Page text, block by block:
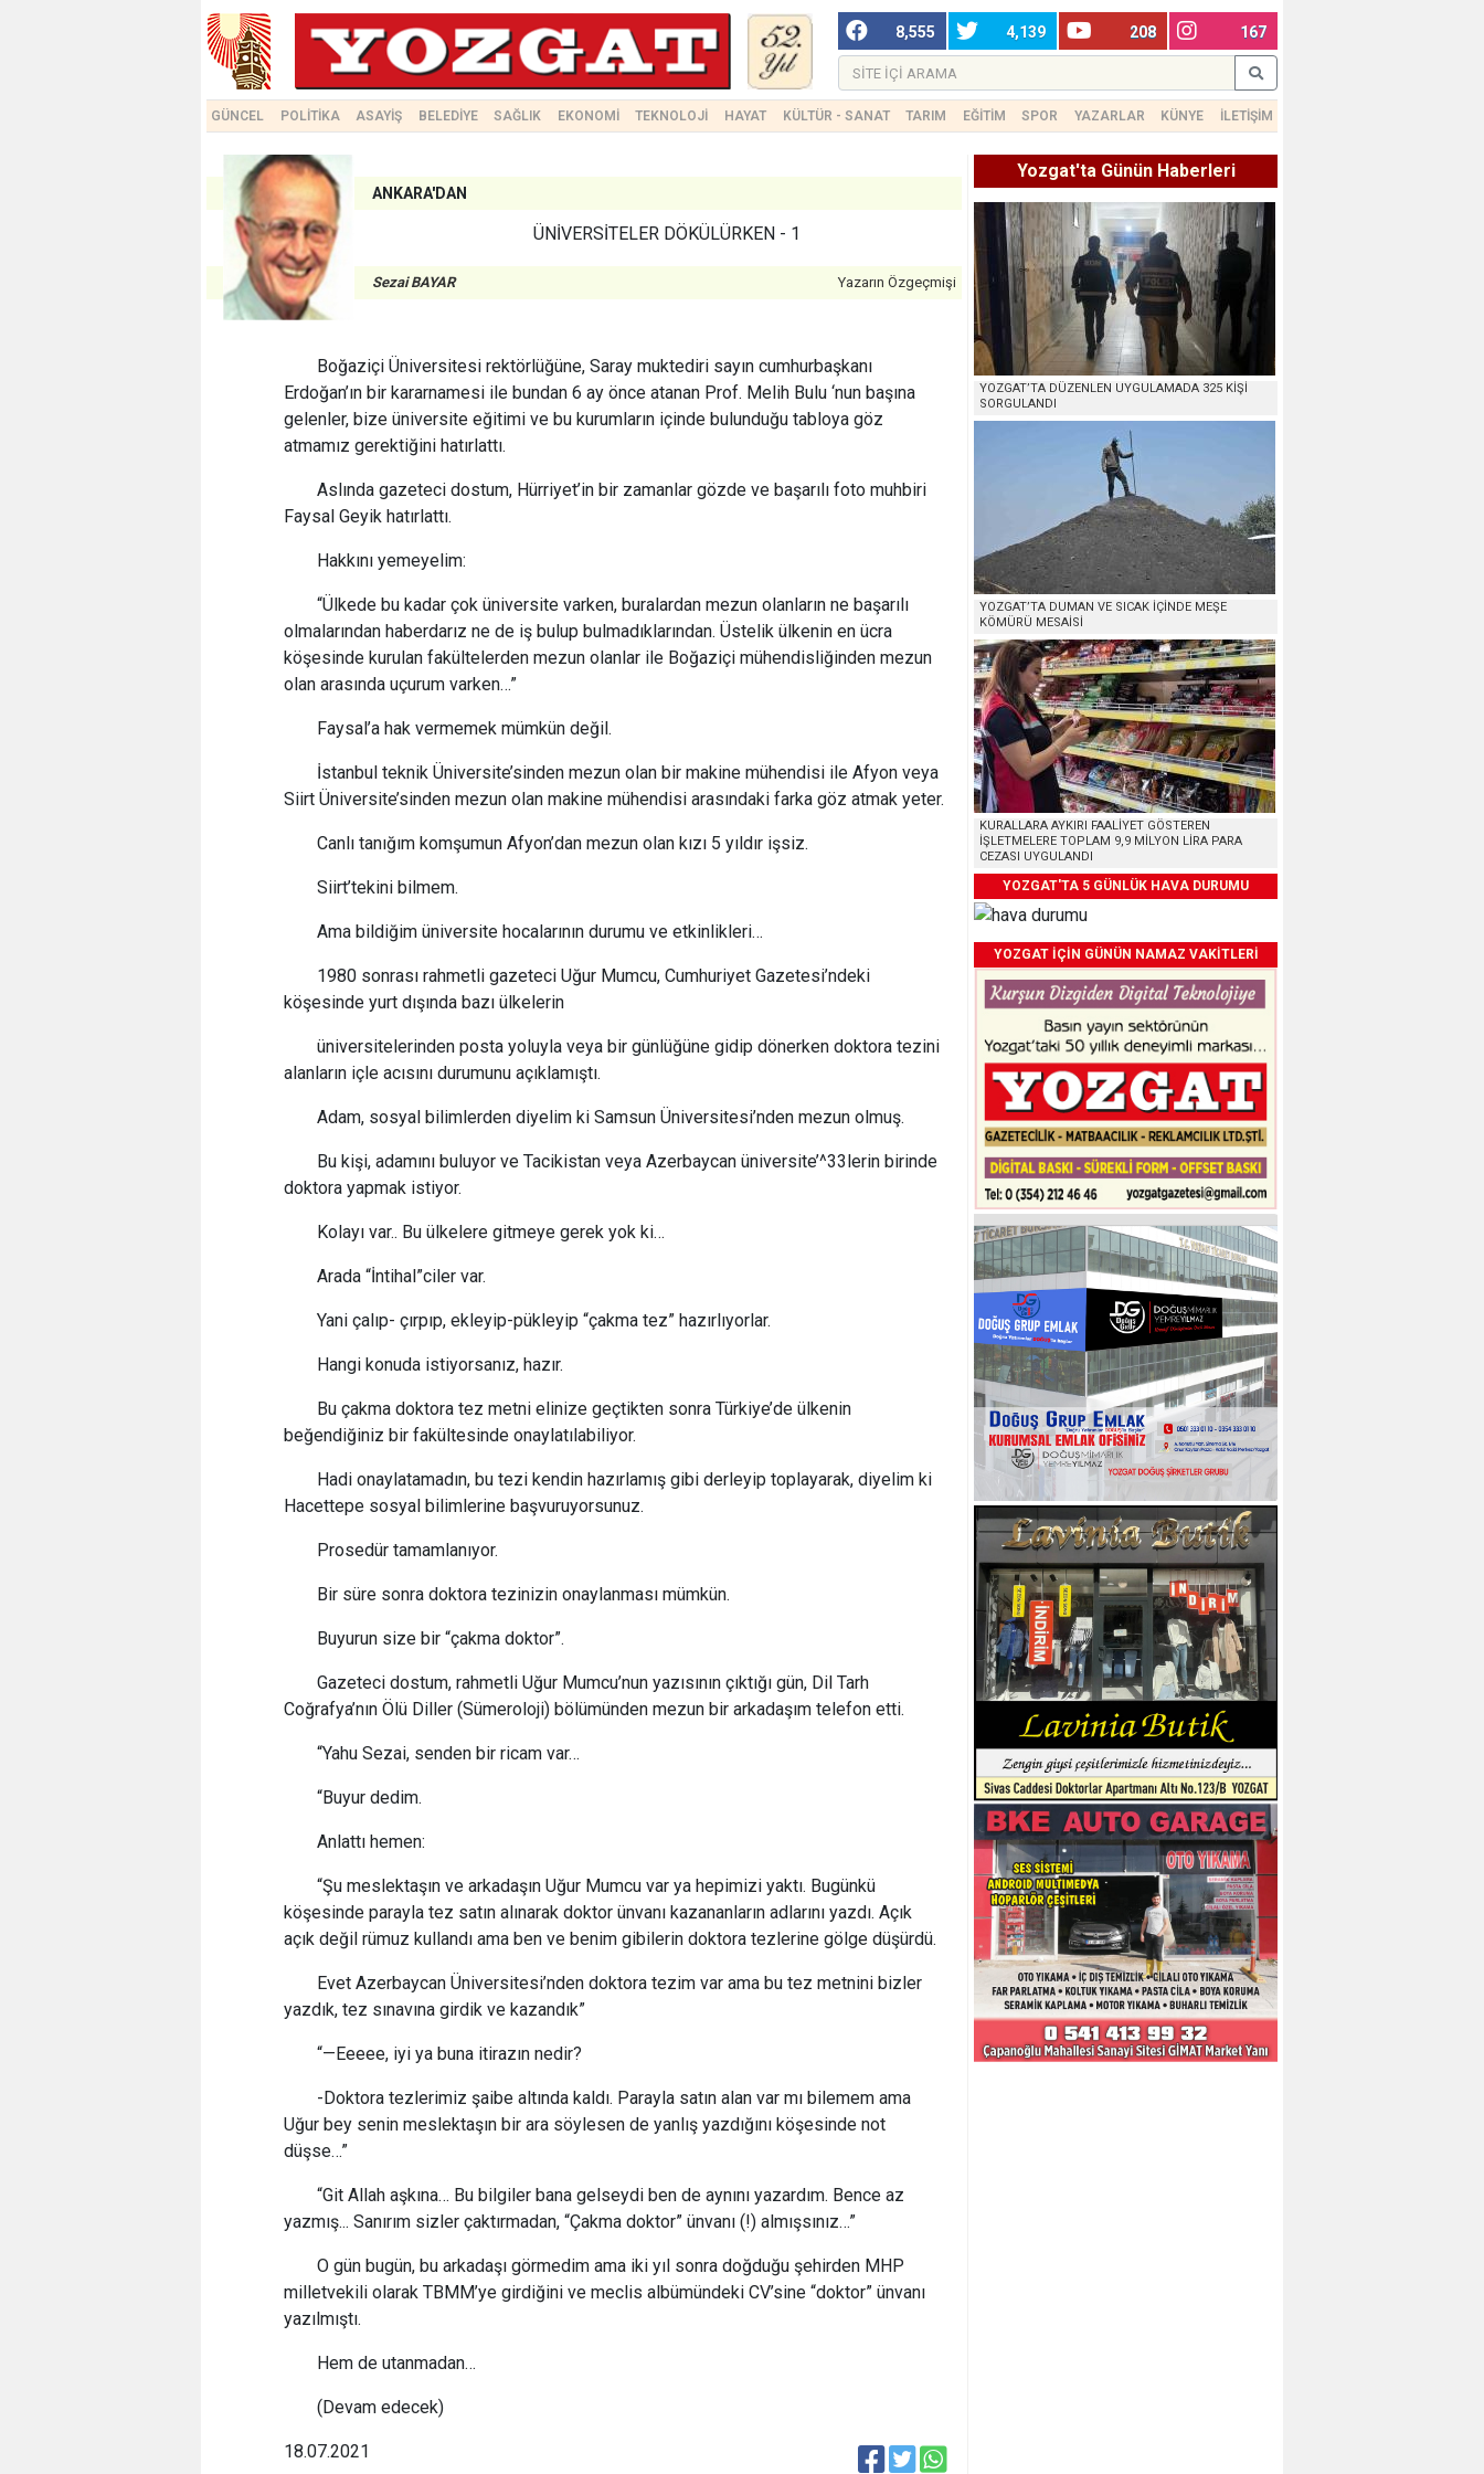
8,555 4,139 208 167
GÜNCEL POLİTİKA ASAYİŞ BELEDİYE SAĞLIK EKONOMİ TEKNOLOJİ HAYAT KÜLTÜR - SANAT TARIM EĞİTİM SPOR YAZARLAR KÜNYE İLETİŞİM
ANKARA'DAN
ÜNİVERSİTELER DÖKÜLÜRKEN - 1
Sezai BAYAR Yazarın Özgeçmişi
Boğaziçi Üniversitesi rektörlüğüne, Saray muktediri sayın cumhurbaşkanı
Erdoğan’ın bir kararnamesi ile bundan 6 ay önce atanan Prof. Melih Bulu ‘nun başına
gelenler, bize üniversite eğitimi ve bu kurumların içinde bulunduğu tabloya göz
atmamız gerektiğini hatırlattı.
Aslında gazeteci dostum, Hürriyet’in bir zamanlar gözde ve başarılı foto muhbiri
Faysal Geyik hatırlattı.
Hakkını yemeyelim:
“Ülkede bu kadar çok üniversite varken, buralardan mezun olanların ne başarılı
olmalarından haberdarız ne de iş bulup bulmadıklarından. Üstelik ülkenin en ücra
köşesinde kurulan fakültelerden mezun olanlar ile Boğaziçi mühendisliğinden mezun
olan arasında uçurum varken…”
Faysal’a hak vermemek mümkün değil.
İstanbul teknik Üniversite’sinden mezun olan bir makine mühendisi ile Afyon veya
Siirt Üniversite’sinden mezun olan makine mühendisi arasındaki farka göz atmak yeter.
Canlı tanığım komşumun Afyon’dan mezun olan kızı 5 yıldır işsiz.
Siirt’tekini bilmem.
Ama bildiğim üniversite hocalarının durumu ve etkinlikleri…
1980 sonrası rahmetli gazeteci Uğur Mumcu, Cumhuriyet Gazetesi’ndeki
köşesinde yurt dışında bazı ülkelerin
üniversitelerinden posta yoluyla veya bir günlüğüne gidip dönerken doktora tezini
alanların içle acısını durumunu açıklamıştı.
Adam, sosyal bilimlerden diyelim ki Samsun Üniversitesi’nden mezun olmuş.
Bu kişi, adamını buluyor ve Tacikistan veya Azerbaycan üniversite’^33lerin birinde
doktora yapmak istiyor.
Kolayı var.. Bu ülkelere gitmeye gerek yok ki…
Arada “İntihal”ciler var.
Yani çalıp- çırpıp, ekleyip-pükleyip “çakma tez” hazırlıyorlar.
Hangi konuda istiyorsanız, hazır.
Bu çakma doktora tez metni elinize geçtikten sonra Türkiye’de ülkenin
beğendiğiniz bir fakültesinde onaylatılabiliyor.
Hadi onaylatamadın, bu tezi kendin hazırlamış gibi derleyip toplayarak, diyelim ki
Hacettepe sosyal bilimlerine başvuruyorsunuz.
Prosedür tamamlanıyor.
Bir süre sonra doktora tezinizin onaylanması mümkün.
Buyurun size bir “çakma doktor”.
Gazeteci dostum, rahmetli Uğur Mumcu’nun yazısının çıktığı gün, Dil Tarh
Coğrafya’nın Ölü Diller (Sümeroloji) bölümünden mezun bir arkadaşım telefon etti.
“Yahu Sezai, senden bir ricam var…
“Buyur dedim.
Anlattı hemen:
“Şu meslektaşın ve arkadaşın Uğur Mumcu var ya hepimizi yaktı. Bugünkü
köşesinde parayla tez satın alınarak doktor ünvanı kazananların adlarını yazdı. Açık
açık değil rümuz kullandı ama ben ve benim gibilerin doktora tezlerine gölge düşürdü.
Evet Azerbaycan Üniversitesi’nden doktora tezim var ama bu tez metnini bizler
yazdık, tez sınavına girdik ve kazandık”
“—Eeeee, iyi ya buna itirazın nedir?
-Doktora tezlerimiz şaibe altında kaldı. Parayla satın alan var mı bilemem ama
Uğur bey senin meslektaşın bir ara söylesen de yanlış yazdığını köşesinde not
düşse…”
“Git Allah aşkına… Bu bilgiler bana gelseydi ben de aynını yazardım. Bence az
yazmış... Sanırım sizler çaktırmadan, “Çakma doktor” ünvanı (!) almışsınız…”
O gün bugün, bu arkadaşı görmedim ama iki yıl sonra doğduğu şehirden MHP
milletvekili olarak TBMM’ye girdiğini ve meclis albümündeki CV’sine “doktor” ünvanı
yazılmıştı.
Hem de utanmadan…
(Devam edecek)
18.07.2021
Yozgat'ta Günün Haberleri
YOZGAT’TA DÜZENLEN UYGULAMADA 325 KİŞİ
SORGULANDI
YOZGAT’TA DUMAN VE SICAK İÇİNDE MEŞE
KÖMÜRÜ MESAİSİ
KURALLARA AYKIRI FAALİYET GÖSTEREN
İŞLETMELERE TOPLAM 9,9 MİLYON LİRA PARA
CEZASI UYGULANDI
YOZGAT'TA 5 GÜNLÜK HAVA DURUMU
YOZGAT İÇİN GÜNÜN NAMAZ VAKİTLERİ